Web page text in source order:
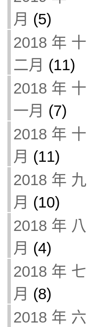
月 (5)
2018 年 十
二月 (11)
2018 年 十
一月 (7)
2018 年 十
月 (11)
2018 年 九
月 (10)
2018 年 八
月 (4)
2018 年 七
月 (8)
2018 年 六